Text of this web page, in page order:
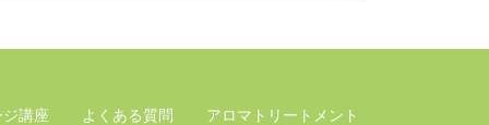
講座 よくある質問 アロマトリートメント